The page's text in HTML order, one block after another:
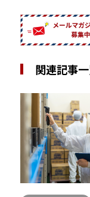
関連記事